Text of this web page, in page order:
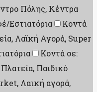
Πόλης, Κέντρα
Εστιατόρια
Κοντά
Λαϊκή Αγορά, Super
Κοντά σε:
Παιδικό
Λαική αγορά,